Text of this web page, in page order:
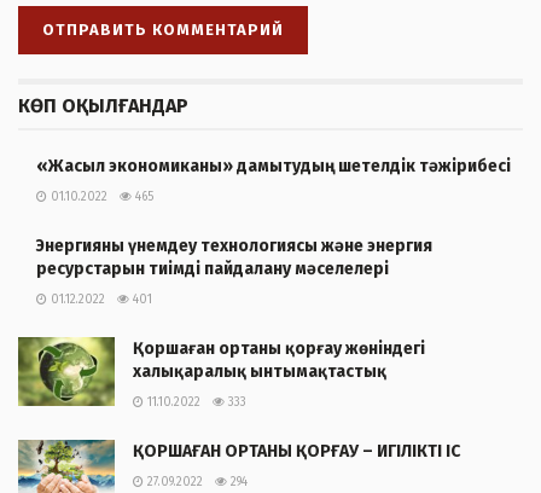
КӨП ОҚЫЛҒАНДАР
«Жасыл экономиканы» дамытудың шетелдік тәжірибесі
01.10.2022 465
Энергияны үнемдеу технологиясы және энергия
ресурстарын тиімді пайдалану мәселелері
01.12.2022 401
Қоршаған ортаны қорғау жөніндегі
халықаралық ынтымақтастық
11.10.2022 333
ҚОРШАҒАН ОРТАНЫ ҚОРҒАУ – ИГІЛІКТІ ІС
27.09.2022 294